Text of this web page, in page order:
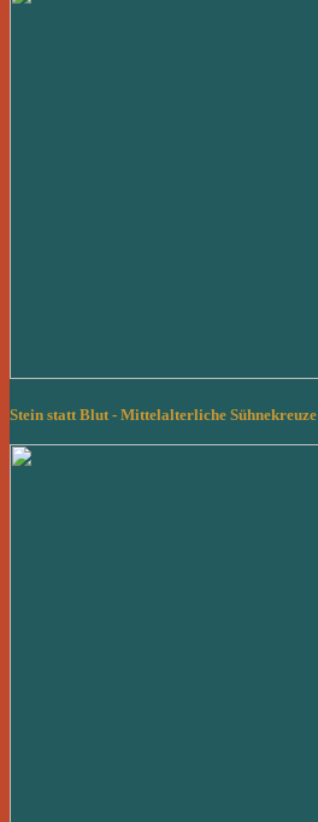
Stein statt Blut - Mittelalterliche Sühnekreuze